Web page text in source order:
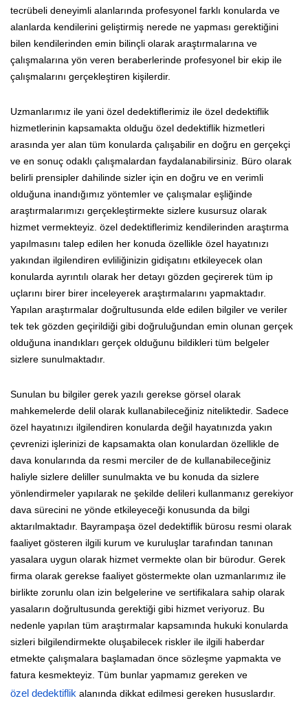
tecrübeli deneyimli alanlarında profesyonel farklı konularda ve
alanlarda kendilerini geliştirmiş nerede ne yapması gerektiğini
bilen kendilerinden emin bilinçli olarak araştırmalarına ve
çalışmalarına yön veren beraberlerinde profesyonel bir ekip ile
çalışmalarını gerçekleştiren kişilerdir.
Uzmanlarımız ile yani özel dedektiflerimiz ile özel dedektiflik
hizmetlerinin kapsamakta olduğu özel dedektiflik hizmetleri
arasında yer alan tüm konularda çalışabilir en doğru en gerçekçi
ve en sonuç odaklı çalışmalardan faydalanabilirsiniz. Büro olarak
belirli prensipler dahilinde sizler için en doğru ve en verimli
olduğuna inandığımız yöntemler ve çalışmalar eşliğinde
araştırmalarımızı gerçekleştirmekte sizlere kusursuz olarak
hizmet vermekteyiz. özel dedektiflerimiz kendilerinden araştırma
yapılmasını talep edilen her konuda özellikle özel hayatınızı
yakından ilgilendiren evliliğinizin gidişatını etkileyecek olan
konularda ayrıntılı olarak her detayı gözden geçirerek tüm ip
uçlarını birer birer inceleyerek araştırmalarını yapmaktadır.
Yapılan araştırmalar doğrultusunda elde edilen bilgiler ve veriler
tek tek gözden geçirildiği gibi doğruluğundan emin olunan gerçek
olduğuna inandıkları gerçek olduğunu bildikleri tüm belgeler
sizlere sunulmaktadır.
Sunulan bu bilgiler gerek yazılı gerekse görsel olarak
mahkemelerde delil olarak kullanabileceğiniz niteliktedir. Sadece
özel hayatınızı ilgilendiren konularda değil hayatınızda yakın
çevrenizi işlerinizi de kapsamakta olan konulardan özellikle de
dava konularında da resmi merciler de de kullanabileceğiniz
haliyle sizlere deliller sunulmakta ve bu konuda da sizlere
yönlendirmeler yapılarak ne şekilde delileri kullanmanız gerekiyor
dava sürecini ne yönde etkileyeceği konusunda da bilgi
aktarılmaktadır. Bayrampaşa özel dedektiflik bürosu resmi olarak
faaliyet gösteren ilgili kurum ve kuruluşlar tarafından tanınan
yasalara uygun olarak hizmet vermekte olan bir bürodur. Gerek
firma olarak gerekse faaliyet göstermekte olan uzmanlarımız ile
birlikte zorunlu olan izin belgelerine ve sertifikalara sahip olarak
yasaların doğrultusunda gerektiği gibi hizmet veriyoruz. Bu
nedenle yapılan tüm araştırmalar kapsamında hukuki konularda
sizleri bilgilendirmekte oluşabilecek riskler ile ilgili haberdar
etmekte çalışmalara başlamadan önce sözleşme yapmakta ve
fatura kesmekteyiz. Tüm bunlar yapmamız gereken ve
özel dedektiflik alanında dikkat edilmesi gereken hususlardır.